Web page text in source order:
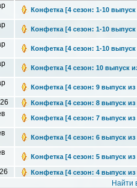
Конфетка [4 сезон: 1-10
Конфетка [4 сезон: 1-10
Конфетка [4 сезон: 1-10 выпуск
Конфетка [4 сезон: 10 выпуск
Конфетка [4 сезон: 9 выпуск из
Конфетка [4 сезон: 8 выпуск из
Конфетка [4 сезон: 7 выпуск из
Конфетка [4 сезон: 6 выпуск из
Конфетка [4 сезон: 5 выпуск из
Конфетка [4 сезон: 4 выпуск из
Найти